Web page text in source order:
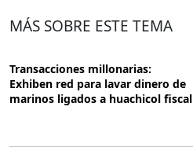
MÁS SOBRE ESTE TEMA
Transacciones millonarias:
Exhiben red para lavar dinero de
marinos ligados a huachicol fiscal